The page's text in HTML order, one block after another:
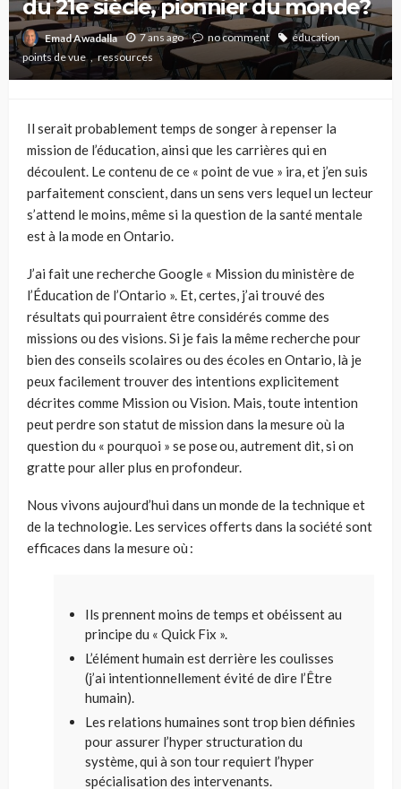
du 21e siècle, pionnier du monde?
Emad Awadalla 7 ans ago no comment
éducation
points de vue
ressources
Il serait probablement temps de songer à repenser la
mission de l’éducation, ainsi que les carrières qui en
découlent. Le contenu de ce « point de vue » ira, et j’en suis
parfaitement conscient, dans un sens vers lequel un lecteur
s’attend le moins, même si la question de la santé mentale
est à la mode en Ontario.
J’ai fait une recherche Google « Mission du ministère de
l’Éducation de l’Ontario ». Et, certes, j’ai trouvé des
résultats qui pourraient être considérés comme des
missions ou des visions. Si je fais la même recherche pour
bien des conseils scolaires ou des écoles en Ontario, là je
peux facilement trouver des intentions explicitement
décrites comme Mission ou Vision. Mais, toute intention
peut perdre son statut de mission dans la mesure où la
question du « pourquoi » se pose ou, autrement dit, si on
gratte pour aller plus en profondeur.
Nous vivons aujourd’hui dans un monde de la technique et
de la technologie. Les services offerts dans la société sont
efficaces dans la mesure où :
Ils prennent moins de temps etobéissent au
principe du « Quick Fix ».
L’élément humain est derrière les coulisses
(j’ai intentionnellement évité de dire l’Être
humain).
Les relations humaines sont trop bien définies
pour assurer l’hyper structuration du
système, qui à son tour requiert l’hyper
spécialisation des intervenants.